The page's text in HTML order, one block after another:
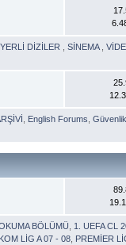
,YERLİ DİZİLER ,SİNEMA ,
English Forums ,
BÖLÜMÜ 1. UEFA CL
LİG A 07 - 08 PREMİER